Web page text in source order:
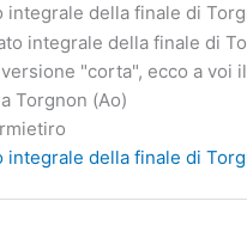
integrale della finale di
"corta", ecco a voi
Torgnon (Ao)
integrale della finale di